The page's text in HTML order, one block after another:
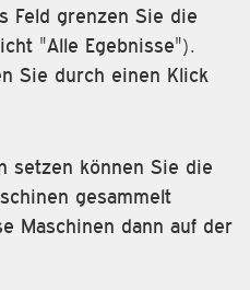
Feld grenzen Sie die
"Alle Egebnisse").
Sie durch einen Klick
setzen können Sie die
gesammelt
Maschinen dann auf der